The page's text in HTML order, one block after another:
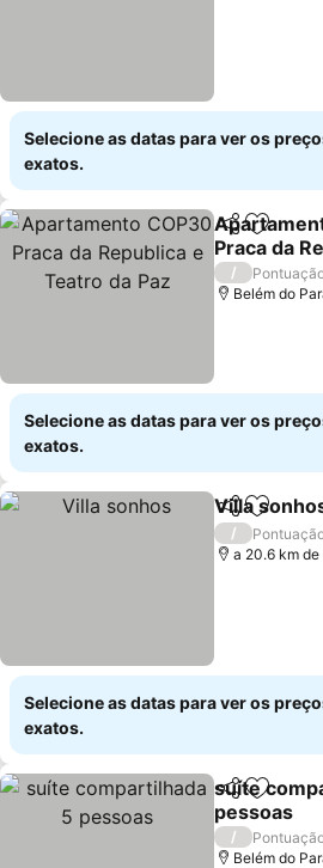
Selecione as datas para ver os
exatos.
Partilhar
Praca da
Teatro da
Ver preços
/
Belém do
Selecione as datas para ver os
exatos.
Partilhar
Villa
/
a 20.6 km
Selecione as datas para ver os
exatos.
Partilhar
suíte
pessoas
Ver preços
/
Belém do